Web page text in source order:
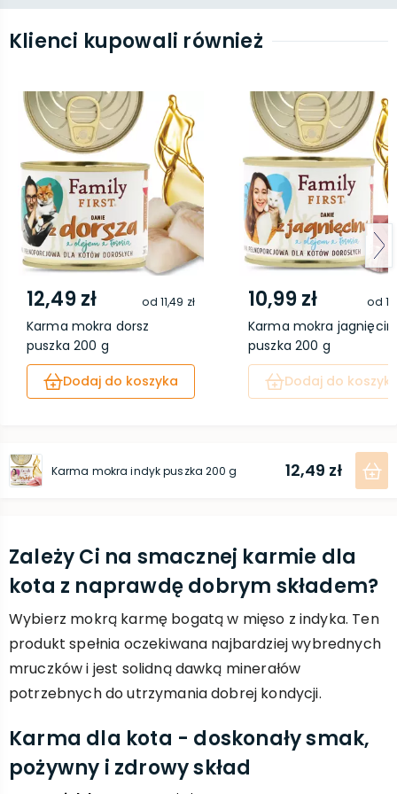
Klienci kupowali również
12,49 zł od 11,49 zł
Karma mokra dorsz
puszka 200 g
Dodaj do koszyka
10,99 zł od
Karma mokra
puszka 200 g
Dodaj do
Karma mokra indyk puszka 200 g 12,49 zł
Zależy Ci na smacznej karmie dla
kota z naprawdę dobrym składem?
Wybierz mokrą karmę bogatą w mięso z indyka. Ten
produkt spełnia oczekiwana najbardziej wybrednych
mruczków i jest solidną dawką minerałów
potrzebnych do utrzymania dobrej kondycji.
Karma dla kota - doskonały smak,
pożywny i zdrowy skład